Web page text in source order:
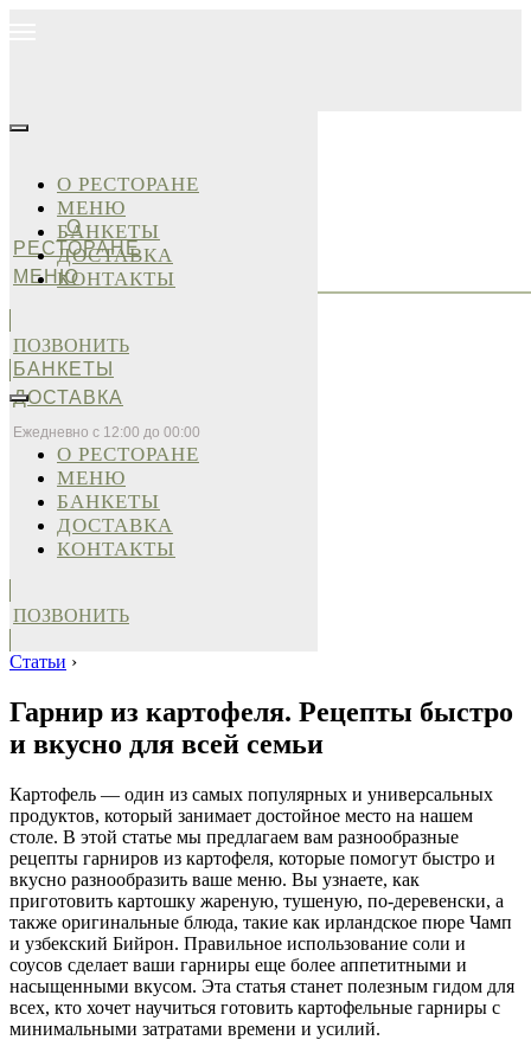
О
РЕСТОРАНЕ
МЕНЮ
БАНКЕТЫ
ДОСТАВКА
Ежедневно с 12:00 до 00:00
О РЕСТОРАНЕ
МЕНЮ
БАНКЕТЫ
ДОСТАВКА
КОНТАКТЫ
ПОЗВОНИТЬ
О РЕСТОРАНЕ
МЕНЮ
БАНКЕТЫ
ДОСТАВКА
КОНТАКТЫ
ПОЗВОНИТЬ
Статьи ›
Гарнир из картофеля. Рецепты быстро
и вкусно для всей семьи
Картофель — один из самых популярных и универсальных
продуктов, который занимает достойное место на нашем
столе. В этой статье мы предлагаем вам разнообразные
рецепты гарниров из картофеля, которые помогут быстро и
вкусно разнообразить ваше меню. Вы узнаете, как
приготовить картошку жареную, тушеную, по-деревенски, а
также оригинальные блюда, такие как ирландское пюре Чамп
и узбекский Бийрон. Правильное использование соли и
соусов сделает ваши гарниры еще более аппетитными и
насыщенными вкусом. Эта статья станет полезным гидом для
всех, кто хочет научиться готовить картофельные гарниры с
минимальными затратами времени и усилий.